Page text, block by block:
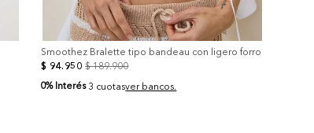
Smoothez Bralette tipo bandeau con ligero forro
$ 94. 950 $ 189.900
0% Interés 3 cuotasver bancos.